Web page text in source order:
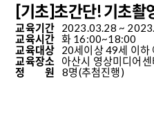
[기초]초간단! 기초촬
교육기간 2023.03.28 ~
교육시간 화 16:00~18:00
교육대상 20세이상 49세 이하
교육장소 아산시 영상미디어
정 원
8명(추첨진행)